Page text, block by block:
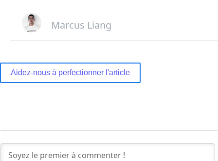
Marcus Liang
Aidez-nous à perfectionner l'article